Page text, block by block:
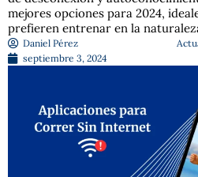
mejores opciones para 2024,
prefieren entrenar en la
Daniel Pérez
septiembre 3, 2024